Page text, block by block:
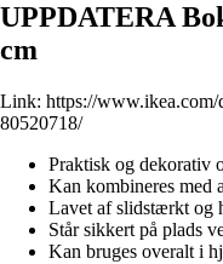
UPPDATERA
cm
Link: https://www.ikea.com/
80520718/
Praktisk og dekorativ
Kan kombineres med
Lavet af slidstærkt og
Står sikkert på plads
Kan bruges overalt i